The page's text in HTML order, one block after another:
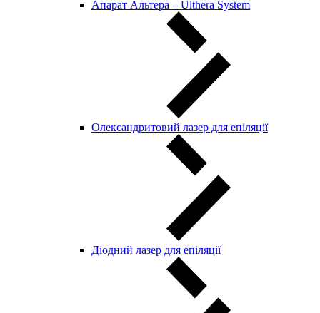
Апарат Альтера – Ulthera System
Олександритовий лазер для епіляції
Діодний лазер для епіляції